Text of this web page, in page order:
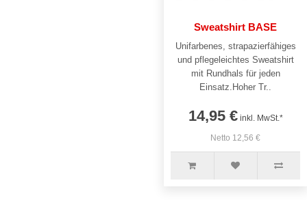
Sweatshirt BASE
Unifarbenes, strapazierfähiges
und pflegeleichtes Sweatshirt
mit Rundhals für jeden
Einsatz.Hoher Tr..
14,95 €inkl. MwSt.*
Netto 12,56 €